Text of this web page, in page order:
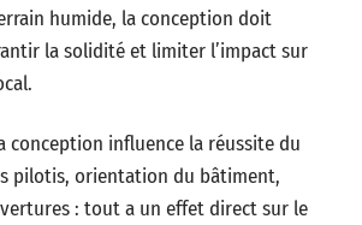
humide, la conception doit
la solidité et limiter l’impact sur
conception influence la réussite du
pilotis, orientation du bâtiment,
: tout a un effet direct sur le